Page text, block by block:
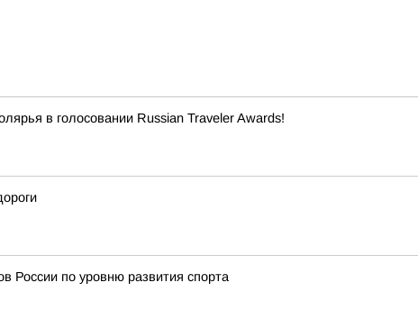
в голосовании Russian Traveler Awards!
России по уровню развития спорта